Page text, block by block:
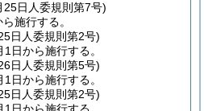
25日 人委規則第7号)
施行する。
日 人委規則第2号)
日から施行する。
日 人委規則第5号)
日から施行する。
日 人委規則第2号)